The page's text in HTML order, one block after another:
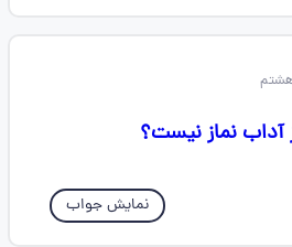
آداب نماز نیست؟
نمایش جواب